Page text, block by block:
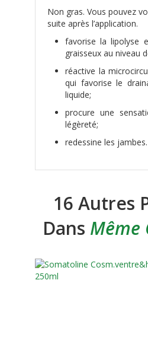
Non gras. Vous pouvez
suite après l’application.
favorise la lipolyse
graisseux au niveau
réactive la
qui favorise le
liquide;
procure une
légèreté;
redessine les jambes.
16 Autres
Dans Même